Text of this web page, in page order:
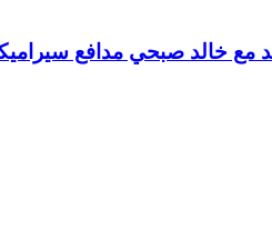
مع خالد صبحي مدافع